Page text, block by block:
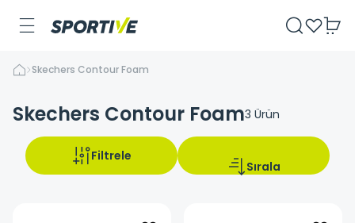
Skechers Contour Foam
Skechers Contour Foam3 Ürün
Filtrele
Sırala